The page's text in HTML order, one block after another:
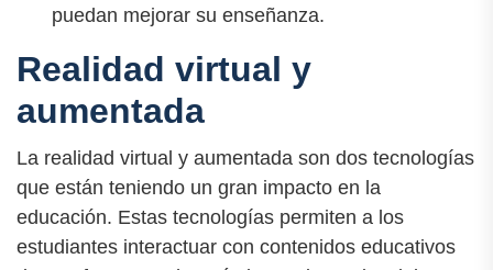
puedan mejorar su enseñanza.
Realidad virtual y
aumentada
La realidad virtual y aumentada son dos tecnologías
que están teniendo un gran impacto en la
educación. Estas tecnologías permiten a los
estudiantes interactuar con contenidos educativos